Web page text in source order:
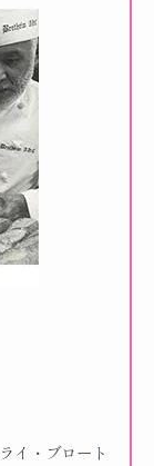
イ・ブロート